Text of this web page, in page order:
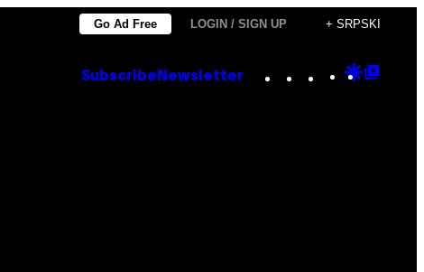
Go Ad Free LOGIN / SIGN UP + SRPSKI
Subscribe Newsletter Instagram
TikTok
YouTube
Google